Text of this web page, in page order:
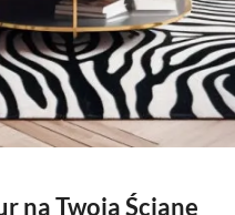
na Twoją Ścianę